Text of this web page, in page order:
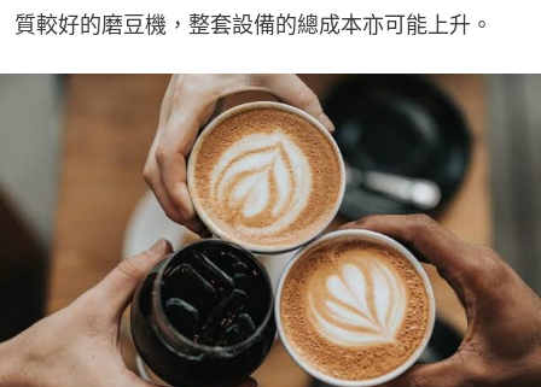
質較好的磨豆機，整套設備的總成本亦可能上升。